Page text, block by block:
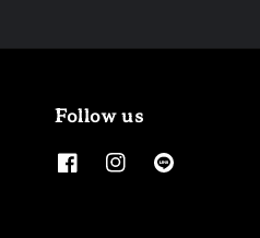
Follow us